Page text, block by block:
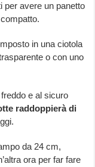
per avere un panetto
in una ciotola
o con uno
e al sicuro
raddoppierà di
da 24 cm,
ora per far fare